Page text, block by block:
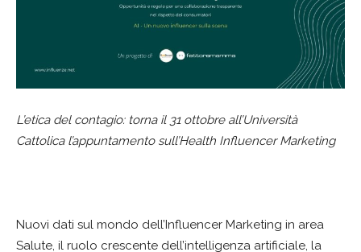
L’etica del contagio: torna il 31 ottobre all’Università
Cattolica l’appuntamento sull’Health Influencer Marketing
Nuovi dati sul mondo dell’Influencer Marketing in area
Salute, il ruolo crescente dell’intelligenza artificiale, la